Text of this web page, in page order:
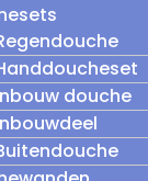
douche